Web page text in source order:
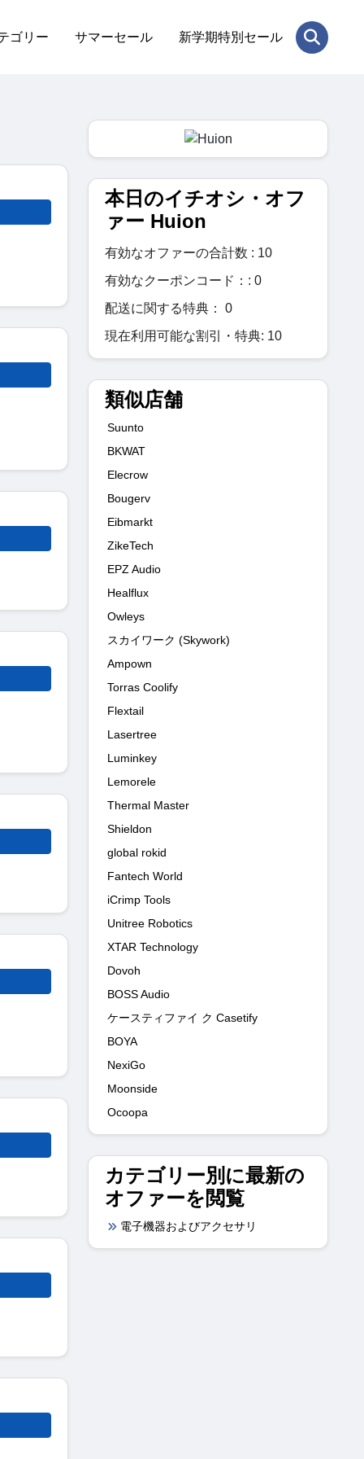
ゴリー サマーセール 新学期特別セール
本日のイチオシ・オフ
ァー Huion
有効なオファーの合計数 : 10
有効なクーポンコード：: 0
配送に関する特典： 0
現在利用可能な割引・特典: 10
類似店舗
Suunto
BKWAT
Elecrow
Bougerv
Eibmarkt
ZikeTech
EPZ Audio
Healflux
Owleys
スカイワーク (Skywork)
Ampown
Torras Coolify
Flextail
Lasertree
Luminkey
Lemorele
Thermal Master
Shieldon
global rokid
Fantech World
iCrimp Tools
Unitree Robotics
XTAR Technology
Dovoh
BOSS Audio
ケースティファイ ク Casetify
BOYA
NexiGo
Moonside
Ocoopa
カテゴリー別に最新の
オファーを閲覧
電子機器およびアクセサリ